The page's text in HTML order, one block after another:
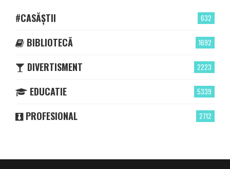
632
#CASĂȘTII
1692
BIBLIOTECĂ
2223
DIVERTISMENT
5339
EDUCATIE
2712
PROFESIONAL